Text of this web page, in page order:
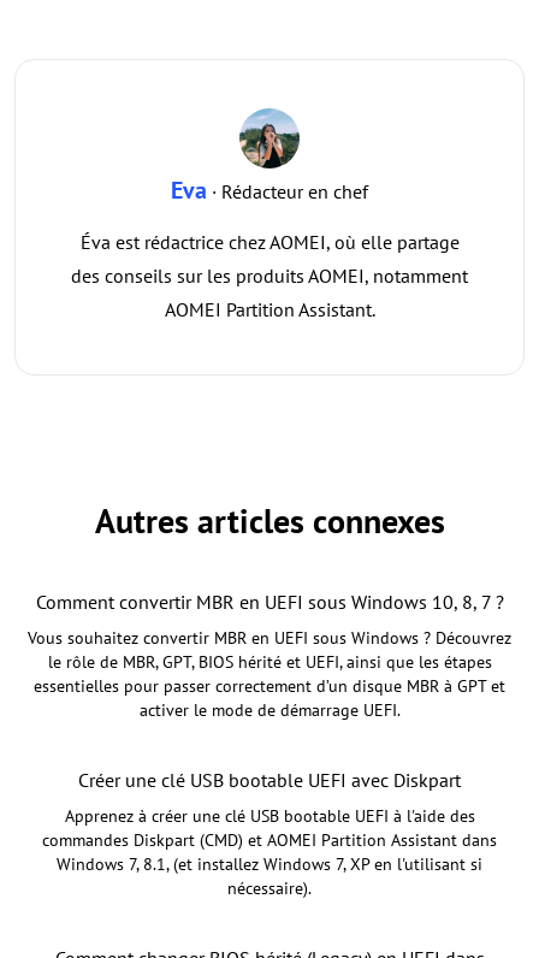
Eva · Rédacteur en chef
Éva est rédactrice chez AOMEI, où elle partage
des conseils sur les produits AOMEI, notamment
AOMEI Partition Assistant.
Autres articles connexes
Comment convertir MBR en UEFI sous Windows 10, 8, 7 ?
Vous souhaitez convertir MBR en UEFI sous Windows ? Découvrez
le rôle de MBR, GPT, BIOS hérité et UEFI, ainsi que les étapes
essentielles pour passer correctement d’un disque MBR à GPT et
activer le mode de démarrage UEFI.
Créer une clé USB bootable UEFI avec Diskpart
Apprenez à créer une clé USB bootable UEFI à l'aide des
commandes Diskpart (CMD) et AOMEI Partition Assistant dans
Windows 7, 8.1, (et installez Windows 7, XP en l'utilisant si
nécessaire).